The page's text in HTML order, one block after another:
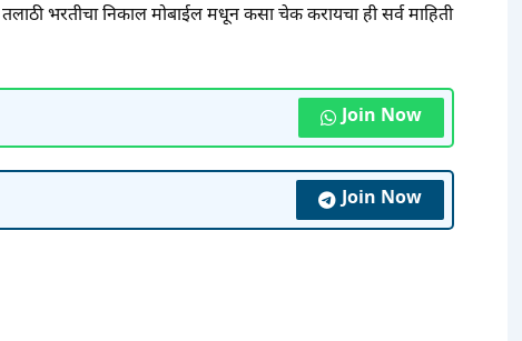
भरतीचा निकाल मोबाईल मधून कसा चेक करायचा ही सर्व माहिती
Join Now
Join Now